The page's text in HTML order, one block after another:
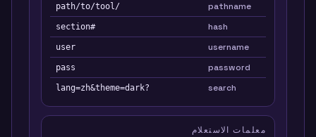
pathname
/path/to/tool
hash
#section
username
user
password
pass
search
?lang=zh&theme=dark
معلمات الاستعلام